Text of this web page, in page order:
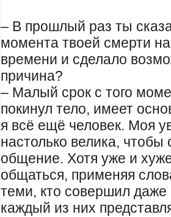
– В прошлый раз ты
момента твоей смерти
времени и сделало
причина?
– Малый срок с того
покинул тело, имеет
я всё ещё человек. Моя
настолько велика,
общение. Хотя уже и
общаться, применяя
теми, кто совершил
каждый из них